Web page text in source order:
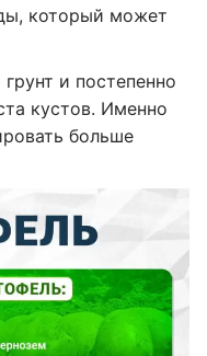
который может
и постепенно
кустов. Именно
больше